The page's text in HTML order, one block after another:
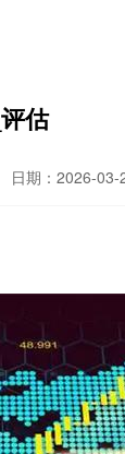
估
日期：2026-